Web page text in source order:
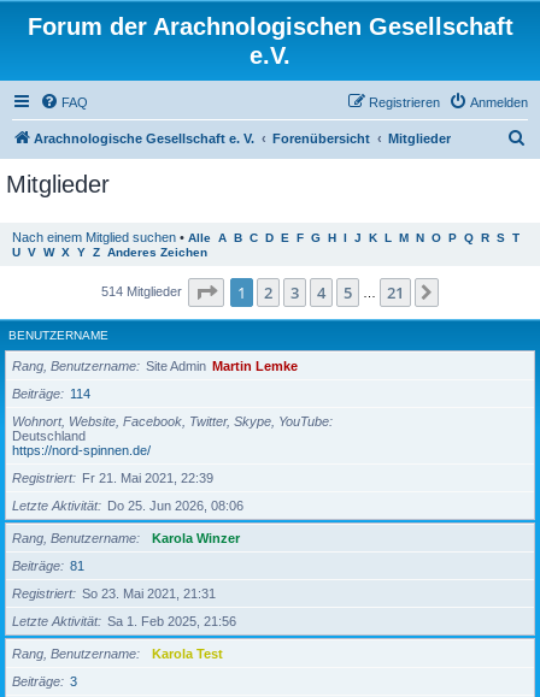
Forum der Arachnologischen Gesellschaft
e.V.
FAQ Anmelden
Registrieren
Arachnologische Gesellschaft e. V. Forenübersicht Mitglieder
Mitglieder
Nach einem Mitglied suchen • Alle A B C D E F G H I J K L M N O P Q R S T
U V W X Y Z Anderes Zeichen
514 Mitglieder Seite 1von 21
1 2 3 4 5 21
BENUTZERNAME
Rang, Benutzername Site Admin Martin Lemke
Beiträge
114
Wohnort, Website, Facebook, Twitter, Skype, YouTube
Deutschland
https://nord-spinnen.de/
Registriert
Fr 21. Mai 2021, 22:39
Letzte Aktivität
Do 25. Jun 2026, 08:06
Rang, Benutzername
Karola Winzer
Beiträge
81
Registriert
So 23. Mai 2021, 21:31
Letzte Aktivität
Sa 1. Feb 2025, 21:56
Rang, Benutzername
Karola Test
Beiträge
3